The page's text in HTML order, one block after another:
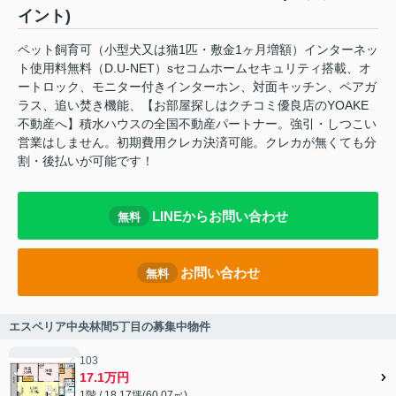
イント)
ペット飼育可（小型犬又は猫1匹・敷金1ヶ月増額）インターネッ
ト使用料無料（D.U-NET）sセコムホームセキュリティ搭載、オ
ートロック、モニター付きインターホン、対面キッチン、ペアガ
ラス、追い焚き機能、【お部屋探しはクチコミ優良店のYOAKE
不動産へ】積水ハウスの全国不動産パートナー。強引・しつこい
営業はしません。初期費用クレカ決済可能。クレカが無くても分
割・後払いが可能です！
無料 LINEからお問い合わせ
無料 お問い合わせ
エスペリア中央林間5丁目の募集中物件
103
17.1万円